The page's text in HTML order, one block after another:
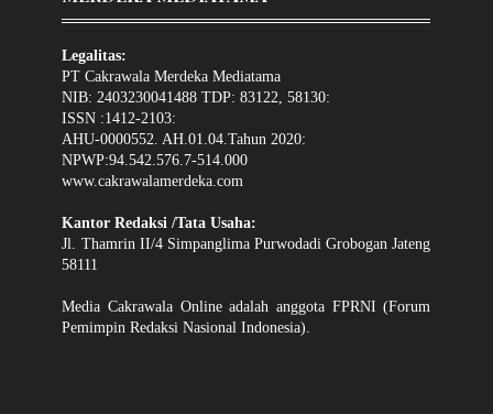
Legalitas:
PT Cakrawala Merdeka Mediatama
NIB: 2403230041488 TDP: 83122, 58130:
ISSN :1412-2103:
AHU-0000552. AH.01.04.Tahun 2020:
NPWP:94.542.576.7-514.000
www.cakrawalamerdeka.com
Kantor Redaksi /Tata Usaha:
Jl. Thamrin II/4 Simpanglima Purwodadi Grobogan Jateng
58111
Media Cakrawala Online adalah anggota FPRNI (Forum
Pemimpin Redaksi Nasional Indonesia).